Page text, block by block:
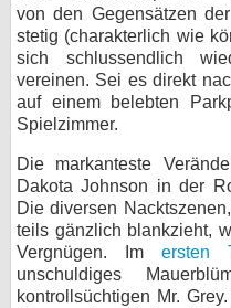
von den Gegensätzen
stetig (charakterlich wie
sich schlussendlich
vereinen. Sei es direkt
auf einem belebten
Spielzimmer.
Die markanteste
Dakota Johnson in der
Die diversen
teils gänzlich blankzieht,
Vergnügen. Im ersten
unschuldiges
kontrollsüchtigen Mr.